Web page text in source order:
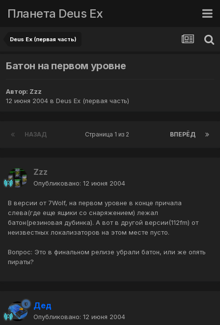
Планета Deus Ex
Deus Ex (первая часть)
Батон на первом уровне
Автор: Zzz
12 июня 2004 в Deus Ex (первая часть)
НАЗАД ВПЕРЁД
Страница 1 из 2
Zzz
Опубликовано: 12 июня 2004
В версии от 7Wolf, на первом уровне в конце причала
слева(где еще ящики со снаряжением) лежал
батон(резиновая дубинка). А вот в другой версии(112fm) от
неизвестных локализаторов на этом месте пусто.
Вопрос: Это в финальном релизе убрали батон, или же опять
пираты?
Дед
Опубликовано: 12 июня 2004